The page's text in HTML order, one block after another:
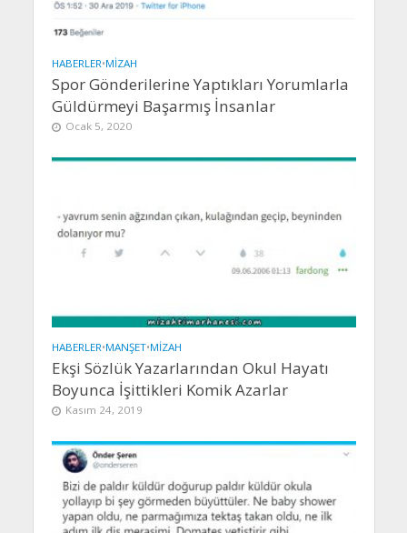
HABERLER•MIZAH
Spor Gönderilerine Yaptıkları Yorumlarla
Güldürmeyi Başarmış İnsanlar
Ocak 5, 2020
HABERLER•MANŞET•MIZAH
Ekşi Sözlük Yazarlarından Okul Hayatı
Boyunca İşittikleri Komik Azarlar
Kasım 24, 2019